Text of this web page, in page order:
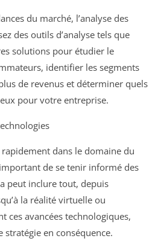
du marché, l’analyse des
des outils d’analyse tels que
solutions pour étudier le
identifier les segments
de revenus et déterminer quels
pour votre entreprise.
dans le domaine du
de se tenir informé des
peut inclure tout, depuis
la réalité virtuelle ou
ces avancées technologiques,
en conséquence.